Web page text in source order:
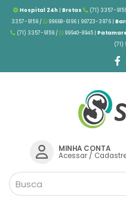
Hospital 24h| Brotas (71) 3357-
3357-9159 /
99668-6196 | 99723-3976 |
(71) 3357-9159 /
99940-8945 |
(71)
MINHA CONTA
Acessar/